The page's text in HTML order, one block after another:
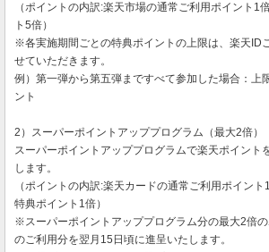
（ポイントの内訳:楽天市場の通常ご利用ポイント1
ト5倍）
※各実施期間ごとの特典ポイントの上限は、楽天ID
せていただきます。
例）第一弾から第五弾まですべて参加した場合：上
ント
2）スーパーポイントアッププログラム（最大2倍）
スーパーポイントアッププログラムで楽天ポイント
します。
（ポイントの内訳:楽天カードの通常ご利用ポイン
特典ポイント1倍）
※スーパーポイントアッププログラム分の最大2倍
のご利用分を翌月15日頃に進呈いたします。